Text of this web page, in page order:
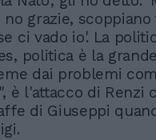
grazie,
ci vado io'. La
politica è la
dai problemi
è l'attacco di Renzi
di Giuseppi